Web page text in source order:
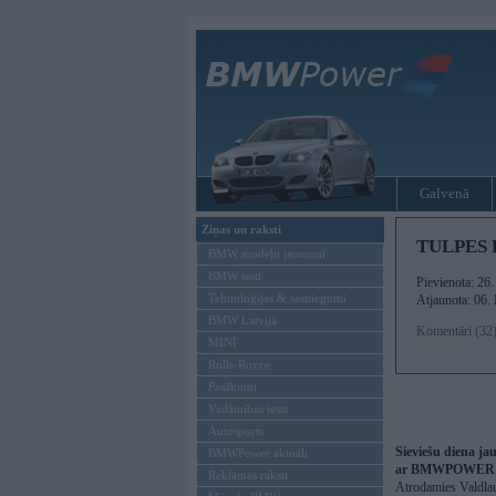
Galvenā
Ziņas un raksti
BMW modeļu jaunumi
BMW testi
Tehnoloģijas & sasniegumi
BMW Latvijā
MINI
Rolls-Royce
Pasākumi
Vadāmības tests
Autosports
BMWPower aktuāli
Reklāmas raksti
TULPES
Pievienota:
Atjaunota: 06.
Komentāri (32)
Sieviešu diena
ar
Atrodamies